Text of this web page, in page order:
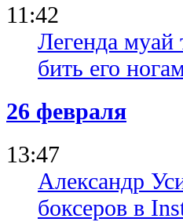
11:42
Легенда муай
бить его
26 февраля
13:47
Александр
боксеров в